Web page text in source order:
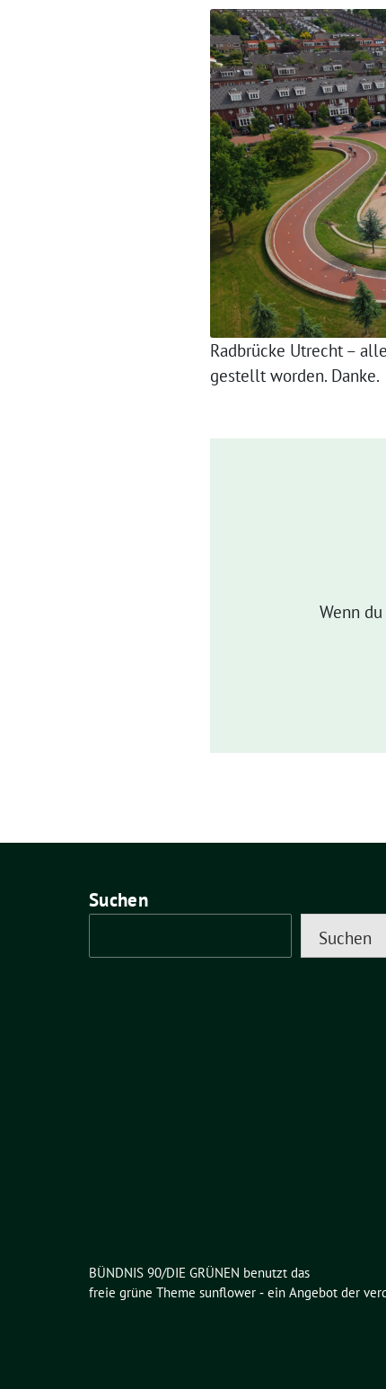
Radbrücke Utrecht –
gestellt worden. Danke.
Wenn
Suchen
Suchen
BÜNDNIS 90/DIE GRÜNEN benutzt das
freie grüne Theme sunflower ‐ ein Angebot der